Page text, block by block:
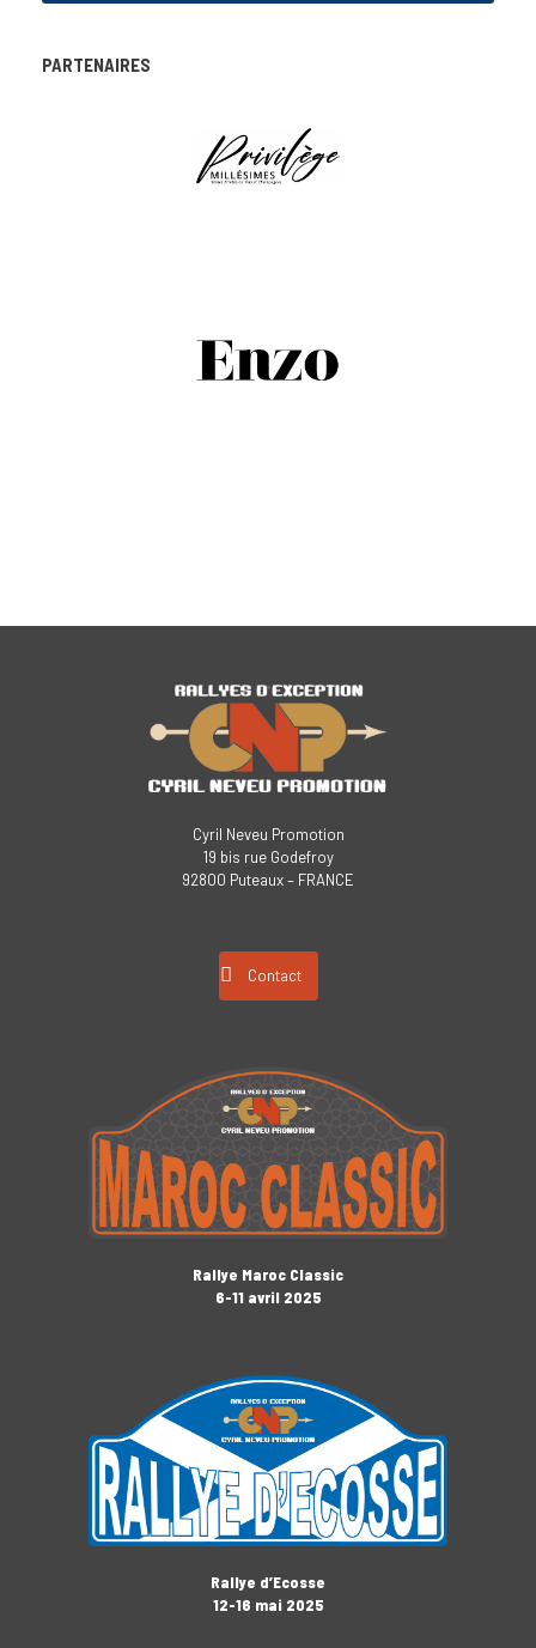
PARTENAIRES
Cyril Neveu Promotion
19 bis rue Godefroy
92800 Puteaux – FRANCE
Contact
Rallye Maroc Classic
6-11 avril 2025
Rallye d’Ecosse
12-16 mai 2025